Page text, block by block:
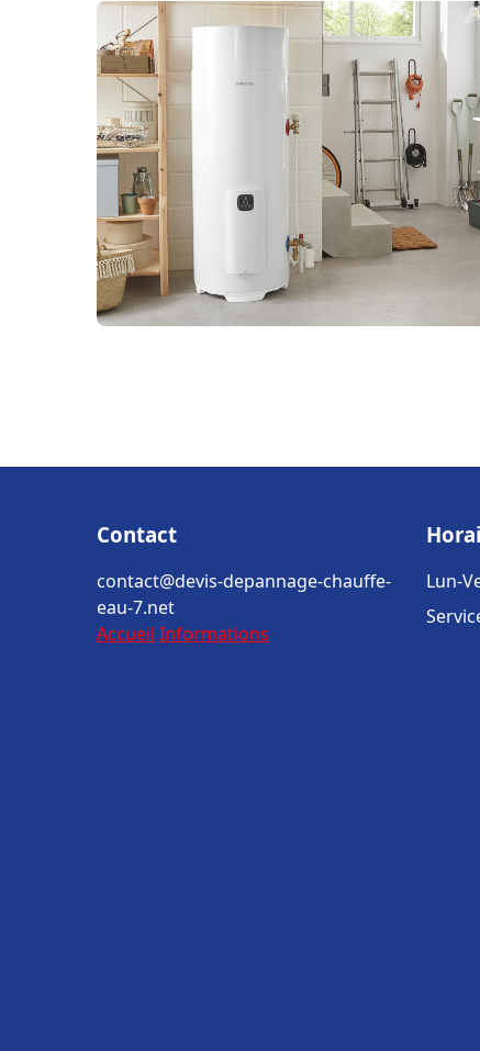
Contact
contact@devis-depannage-chauffe-
eau-7.net
Accueil Informations
Lun-